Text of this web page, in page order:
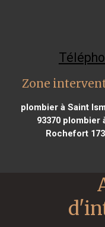
Zone
plombier à Saint
93370plombier
Rochefort